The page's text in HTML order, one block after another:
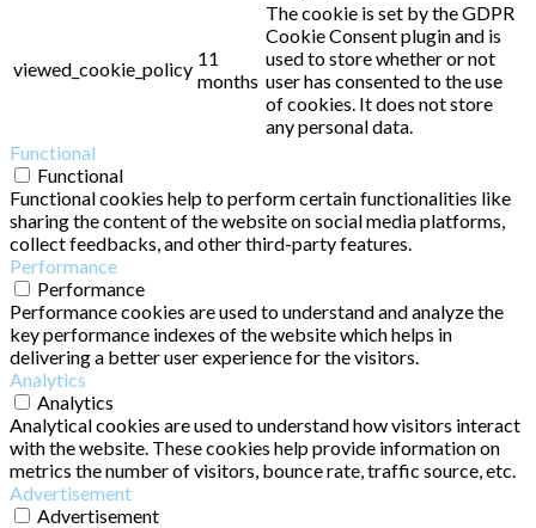
viewed_cookie_policy 11
months
The cookie is set by the GDPR
Cookie Consent plugin and is
used to store whether or not
user has consented to the use
of cookies. It does not store
any personal data.
Functional
Functional
Functional cookies help to perform certain functionalities like
sharing the content of the website on social media platforms,
collect feedbacks, and other third-party features.
Performance
Performance
Performance cookies are used to understand and analyze the
key performance indexes of the website which helps in
delivering a better user experience for the visitors.
Analytics
Analytics
Analytical cookies are used to understand how visitors interact
with the website. These cookies help provide information on
metrics the number of visitors, bounce rate, traffic source, etc.
Advertisement
Advertisement